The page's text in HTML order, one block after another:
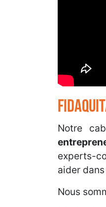
Notre
experts-
aider
Nous